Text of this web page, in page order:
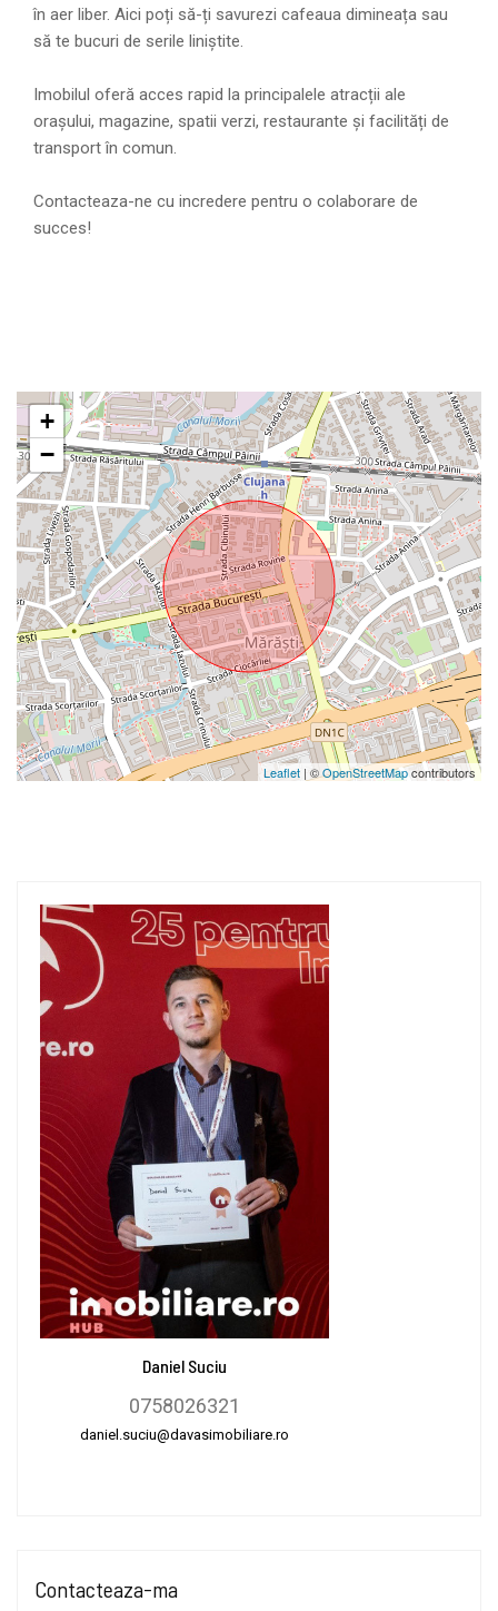
în aer liber. Aici poți să-ți savurezi cafeaua dimineața sau
să te bucuri de serile liniștite.
Imobilul oferă acces rapid la principalele atracții ale
orașului, magazine, spatii verzi, restaurante și facilități de
transport în comun.
Contacteaza-ne cu incredere pentru o colaborare de
succes!
+
−
Leaflet | ©OpenStreetMapcontributors
Daniel Suciu
0758026321
daniel.suciu@davasimobiliare.ro
Contacteaza-ma